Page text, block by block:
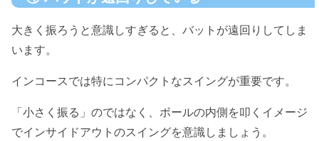
大きく振ろうと意識しすぎると、バットが遠回りしてしま
います。
インコースでは特にコンパクトなスイングが重要です。
「小さく振る」のではなく、ボールの内側を叩くイメージ
でインサイドアウトのスイングを意識しましょう。